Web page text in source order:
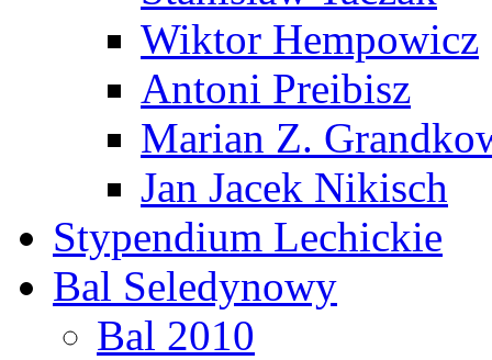
Wiktor Hempowicz
Antoni Preibisz
Marian Z.
Jan Jacek Nikisch
Stypendium Lechickie
Bal Seledynowy
Bal 2010